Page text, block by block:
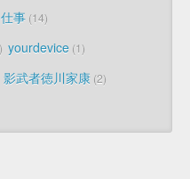
仕事 14
yourdevice 1
影武者徳川家康 2